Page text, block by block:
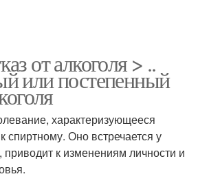
от алкоголя > ..
или постепенный
характеризующееся
спиртному. Оно встречается у
к изменениям личности и